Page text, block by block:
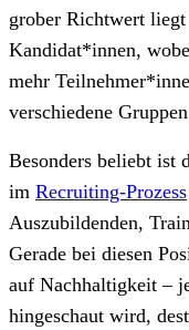
grober Richtwert
Kandidat*innen,
mehr
verschiedene
Besonders beliebt ist
im Recruiting-Prozess
Auszubildenden,
Gerade bei diesen
auf Nachhaltigkeit –
hingeschaut wird,